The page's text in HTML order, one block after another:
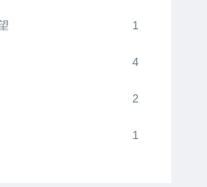
1
4
2
1